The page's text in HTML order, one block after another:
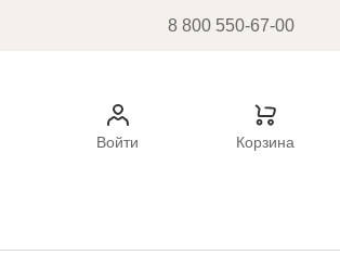
8 800 550-67-00
Войти Корзина